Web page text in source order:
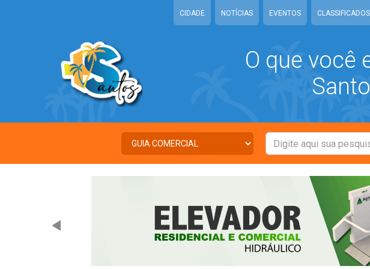
CIDADE NOTÍCIAS EVENTOS CLASSIFICADOS
O que você